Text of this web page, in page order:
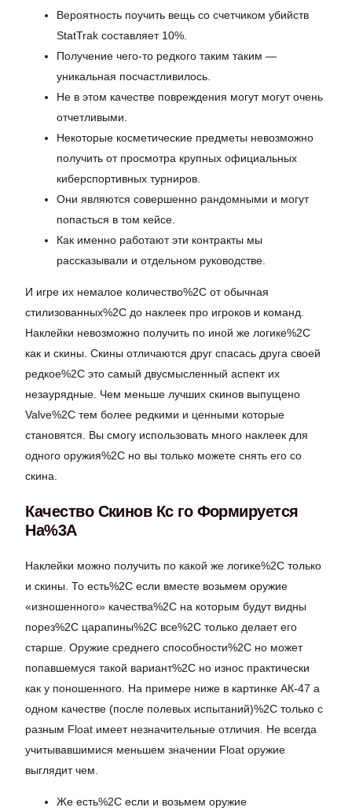
Вероятность поучить вещь со счетчиком убийств
StatTrak составляет 10%.
Получение чего-то редкого таким таким —
уникальная посчастливилось.
Не в этом качестве повреждения могут могут очень
отчетливыми.
Некоторые косметические предметы невозможно
получить от просмотра крупных официальных
киберспортивных турниров.
Они являются совершенно рандомными и могут
попасться в том кейсе.
Как именно работают эти контракты мы
рассказывали и отдельном руководстве.
И игре их немалое количество%2C от обычная
стилизованных%2C до наклеек про игроков и команд.
Наклейки невозможно получить по иной же логике%2C
как и скины. Скины отличаются друг спасась друга своей
редкое%2C это самый двусмысленный аспект их
незаурядные. Чем меньше лучших скинов выпущено
Valve%2C тем более редкими и ценными которые
становятся. Вы смогу использовать много наклеек для
одного оружия%2C но вы только можете снять его со
скина.
Качество Скинов Кс го Формируется
На%3A
Наклейки можно получить по какой же логике%2C только
и скины. То есть%2C если вместе возьмем оружие
«изношенного» качества%2C на которым будут видны
порез%2C царапины%2C все%2C только делает его
старше. Оружие среднего способности%2C но может
попавшемуся такой вариант%2C но износ практически
как у поношенного. На примере ниже в картинке АК-47 а
одном качестве (после полевых испытаний)%2C только с
разным Float имеет незначительные отличия. Не всегда
учитывавшимися меньшем значении Float оружие
выглядит чем.
Же есть%2C если и возьмем оружие